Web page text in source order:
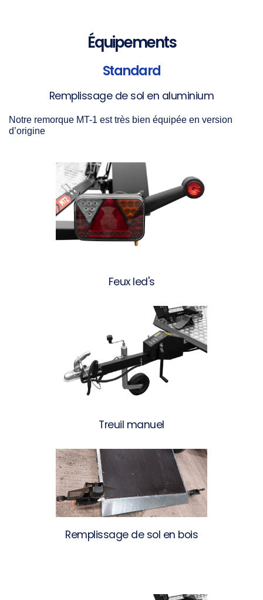
Équipements
Standard
Remplissage de sol en aluminium
Notre remorque MT-1 est très bien équipée en version
d’origine
Feux led's
Treuil manuel
Remplissage de sol en bois